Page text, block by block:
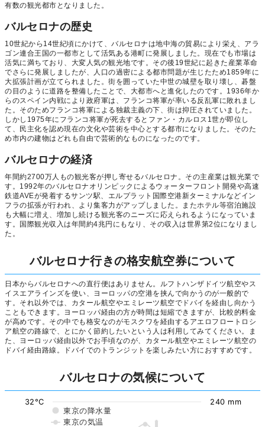
有数の観光都市となりました。
バルセロナの歴史
10世紀から14世紀頃にかけて、バルセロナは地中海の貿易により栄え、アラ
ゴン連合王国の一都市として活気ある港町に発展しました。現在でも市場は
活気に満ちており、大変人気の観光地です。その後19世紀に起きた産業革命
でさらに発展しましたが、人口の過密による都市問題が生じたため1859年に
大拡張計画が立てられました。街を囲っていた中世の城壁を取り壊し、碁盤
の目のように道路を整備したことで、大都市へと進化したのです。1936年か
らのスペイン内戦により政府軍は、フランコ将軍が率いる反乱軍に敗れまし
た。そのためフランコ将軍による独裁主義の下、街は抑圧されていました。
しかし1975年にフランコ将軍が死去するとファン・カルロス1世が即位し
て、民主化を認め現在の文化や芸術を中心とする都市になりました。そのた
め市内の建物はどれも自由で芸術的なものになったのです。
バルセロナの経済
年間約2700万人もの観光客が押し寄せるバルセロナ。その主産業は観光業で
す。1992年のバルセロナオリンピックによるウォーターフロント開発や高速
鉄道AVEが発着するサンツ駅、エルプラット国際空港新ターミナルなどイン
フラの拡張が行われ、より集客力がアップしました。またホテル等宿泊施設
も大幅に増え、増加し続ける観光客のニーズに応えられるようになっていま
す。国際観光収入は年間約4兆円にもなり、その収入は世界第2位になりまし
た。
バルセロナ行きの格安航空券について
日本からバルセロナへの直行便はありません。ルフトハンザドイツ航空やス
イスエアラインズを使い、ヨーロッパの空港を挟んで向かうのが一般的で
す。それ以外では、カタール航空やエミレーツ航空でドバイを経由し向かう
こともできます。ヨーロッパ経由の方が時間は短縮できますが、比較的料金
が高めです。その中でも格安なのがモスクワを経由するアエロフロートロシ
ア航空の路線で、とにかく節約したいという人は利用してみてください。ま
た、ヨーロッパ経由以外でお手頃なのが、カタール航空やエミレーツ航空の
ドバイ経由路線。ドバイでのトランジットを楽しみたい方におすすめです。
バルセロナの気候について
東京の降水量
東京の気温
32°C 240 mm